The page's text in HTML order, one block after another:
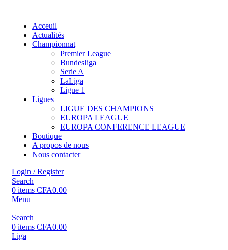
Acceuil
Actualités
Championnat
Premier League
Bundesliga
Serie A
LaLiga
Ligue 1
Ligues
LIGUE DES CHAMPIONS
EUROPA LEAGUE
EUROPA CONFERENCE LEAGUE
Boutique
A propos de nous
Nous contacter
Login / Register
Search
0 items CFA0.00
Menu
Search
0 items CFA0.00
Liga